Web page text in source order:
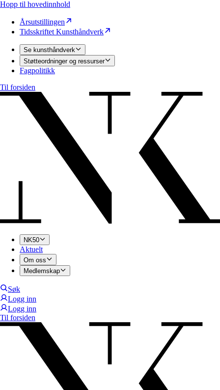
Hopp til hovedinnhold
Årsutstillingen
Tidsskriftet Kunsthåndverk
Se kunsthåndverk
Støtteordninger og ressurser
Fagpolitikk
Til forsiden
NK50
Aktuelt
Om oss
Medlemskap
Søk
Logg inn
Logg inn
Til forsiden